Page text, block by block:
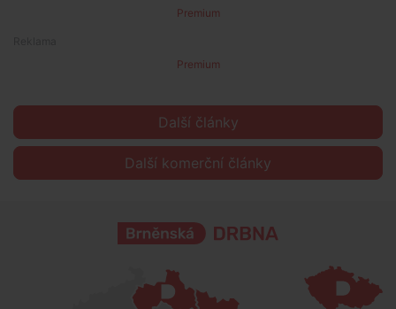
Premium
Premium
Další články
Další komerční články